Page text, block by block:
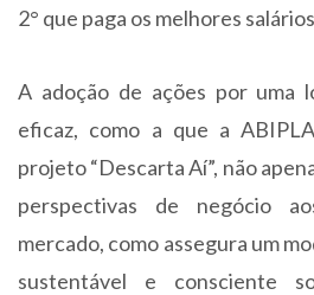
2° que paga os melhores
A adoção de ações por uma
eficaz, como a que a
projeto “Descarta Aí”, não
perspectivas de negócio
mercado, como assegura um
sustentável e consciente